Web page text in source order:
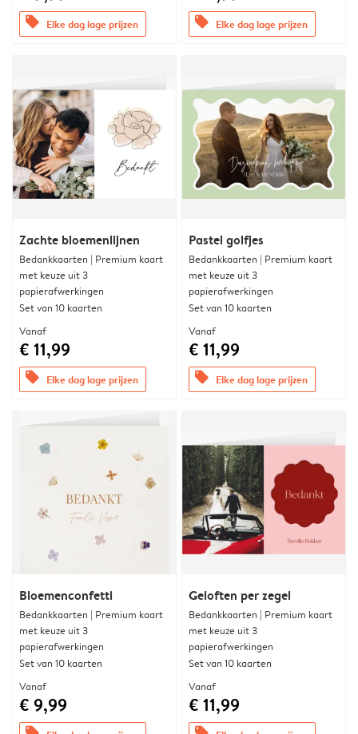
offers Elke dag lage prijzen offers Elke dag lage prijzen
Zachte bloemenlijnen
Bedankkaarten | Premium kaart
met keuze uit 3
papierafwerkingen
Set van 10 kaarten
Vanaf
€ 11,99
offers Elke dag lage prijzen
Pastel golfjes
Bedankkaarten | Premium kaart
met keuze uit 3
papierafwerkingen
Set van 10 kaarten
Vanaf
€ 11,99
offers Elke dag lage prijzen
Bloemenconfetti
Bedankkaarten | Premium kaart
met keuze uit 3
papierafwerkingen
Set van 10 kaarten
Vanaf
€ 9,99
Geloften per zegel
Bedankkaarten | Premium kaart
met keuze uit 3
papierafwerkingen
Set van 10 kaarten
Vanaf
€ 11,99